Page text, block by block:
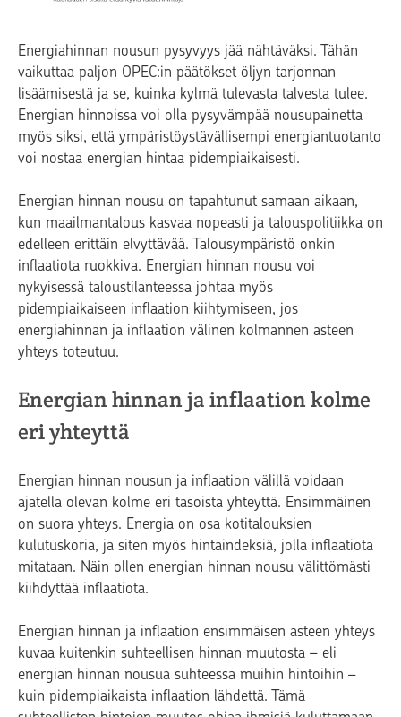
Energiahinnan nousun pysyvyys jää nähtäväksi. Tähän
vaikuttaa paljon OPEC:in päätökset öljyn tarjonnan
lisäämisestä ja se, kuinka kylmä tulevasta talvesta tulee.
Energian hinnoissa voi olla pysyvämpää nousupainetta
myös siksi, että ympäristöystävällisempi energiantuotanto
voi nostaa energian hintaa pidempiaikaisesti.
Energian hinnan nousu on tapahtunut samaan aikaan,
kun maailmantalous kasvaa nopeasti ja talouspolitiikka on
edelleen erittäin elvyttävää. Talousympäristö onkin
inflaatiota ruokkiva. Energian hinnan nousu voi
nykyisessä taloustilanteessa johtaa myös
pidempiaikaiseen inflaation kiihtymiseen, jos
energiahinnan ja inflaation välinen kolmannen asteen
yhteys toteutuu.
Energian hinnan ja inflaation kolme
eri yhteyttä
Energian hinnan nousun ja inflaation välillä voidaan
ajatella olevan kolme eri tasoista yhteyttä. Ensimmäinen
on suora yhteys. Energia on osa kotitalouksien
kulutuskoria, ja siten myös hintaindeksiä, jolla inflaatiota
mitataan. Näin ollen energian hinnan nousu välittömästi
kiihdyttää inflaatiota.
Energian hinnan ja inflaation ensimmäisen asteen yhteys
kuvaa kuitenkin suhteellisen hinnan muutosta – eli
energian hinnan nousua suhteessa muihin hintoihin –
kuin pidempiaikaista inflaation lähdettä. Tämä